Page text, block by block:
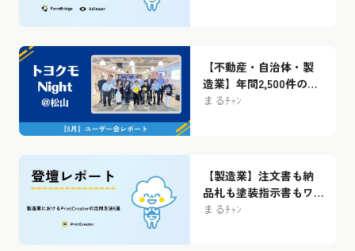
【不動産・自治体・製
造業】年間2,500件の解
約受付、業務時間230時
とめ
まるﾁｬﾝ
【製造業】注文書も納
品札も塗装指示書もワ
ンクリックで！90以上
まるﾁｬﾝ